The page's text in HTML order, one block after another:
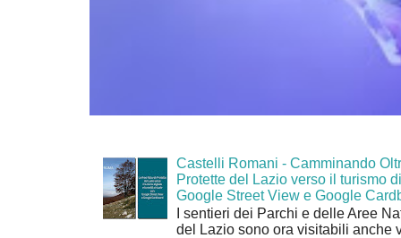
Castelli Romani - Camminando
Protette del Lazio verso il turismo
Google Street View e Google
I sentieri dei Parchi e delle Aree
del Lazio sono ora visitabili anche